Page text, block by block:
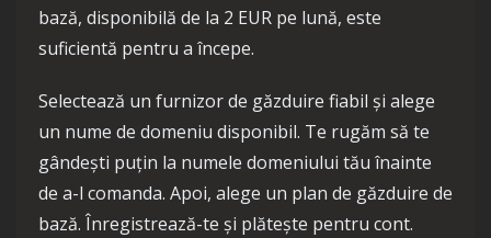
bază, disponibilă de la 2 EUR pe lună, este
suficientă pentru a începe.
Selectează un furnizor de găzduire fiabil și alege
un nume de domeniu disponibil. Te rugăm să te
gândești puțin la numele domeniului tău înainte
de a-l comanda. Apoi, alege un plan de găzduire de
bază. Înregistrează-te și plătește pentru cont.